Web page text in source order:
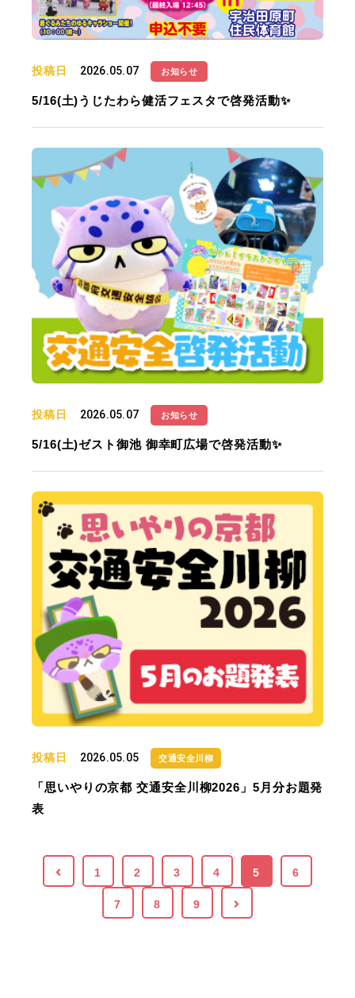
投稿日 2026.05.07 お知らせ
5/16(土)うじたわら健活フェスタで啓発活動✨
投稿日 2026.05.07 お知らせ
5/16(土)ゼスト御池 御幸町広場で啓発活動✨
投稿日 2026.05.05 交通安全川柳
「思いやりの京都 交通安全川柳2026」5月分お題発
表
1 2 3 4 5 6
7 8 9